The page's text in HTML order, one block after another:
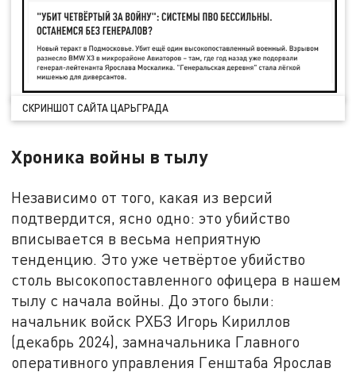
СКРИНШОТ САЙТА ЦАРЬГРАДА
Хроника войны в тылу
Независимо от того, какая из версий
подтвердится, ясно одно: это убийство
вписывается в весьма неприятную
тенденцию. Это уже четвёртое убийство
столь высокопоставленного офицера в нашем
тылу с начала войны. До этого были:
начальник войск РХБЗ Игорь Кириллов
(декабрь 2024), замначальника Главного
оперативного управления Генштаба Ярослав